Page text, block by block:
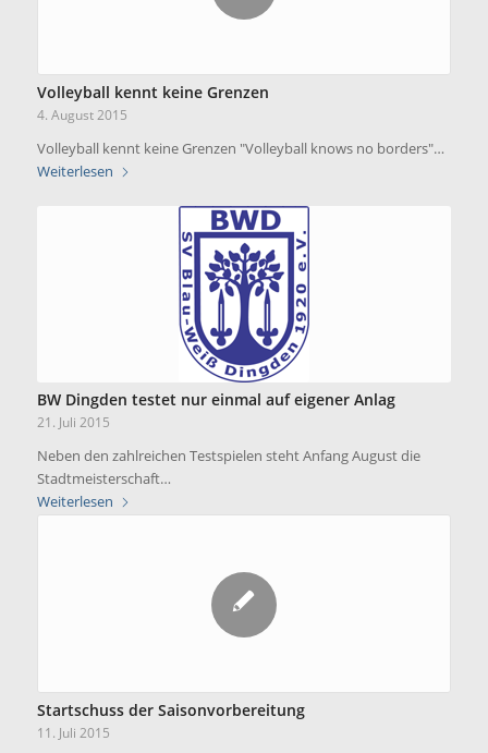
Volleyball kennt keine Grenzen
4. August 2015
Volleyball kennt keine Grenzen "Volleyball knows no borders"…
Weiterlesen
BW Dingden testet nur einmal auf eigener Anlag
21. Juli 2015
Neben den zahlreichen Testspielen steht Anfang August die
Stadtmeisterschaft…
Weiterlesen
Startschuss der Saisonvorbereitung
11. Juli 2015